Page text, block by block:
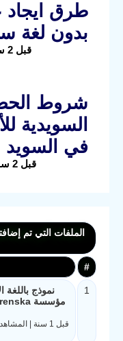
طرق
بدون لغة
قبل 2 سنوات |
شروط
السويدية
في السويد
قبل 2 سنوات |
الملفات التي تم
#
1
نموذج باللغة
قبل 1 سنة | المشاهدات: 368 | الحجم: 273.6KB